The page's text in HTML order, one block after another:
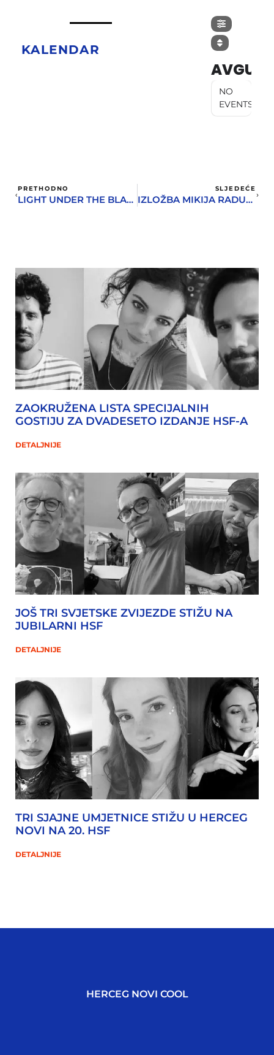
KALENDAR
AVGUST
NO
EVENTS
PRETHODNO
LIGHT UNDER THE BLACK MOUNTAIN NA HSF-U
SLJEDEĆE
IZLOŽBA MIKIJA RADULOVIĆA
ZAOKRUŽENA LISTA SPECIJALNIH
GOSTIJU ZA DVADESETO IZDANJE HSF-A
DETALJNIJE
JOŠ TRI SVJETSKE ZVIJEZDE STIŽU NA
JUBILARNI HSF
DETALJNIJE
TRI SJAJNE UMJETNICE STIŽU U HERCEG
NOVI NA 20. HSF
DETALJNIJE
HERCEG NOVI COOL